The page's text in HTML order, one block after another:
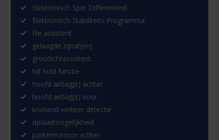
Elektronisch Sper Differentieel
Elektronisch Stabiliteits Programma
file assistent
gelaagde zijruit(en)
grootlichtassistent
hill hold functie
hoofd airbag(s) achter
hoofd airbag(s) voor
kruisend verkeer detectie
oplaadmogelijkheid
parkeersensor achter